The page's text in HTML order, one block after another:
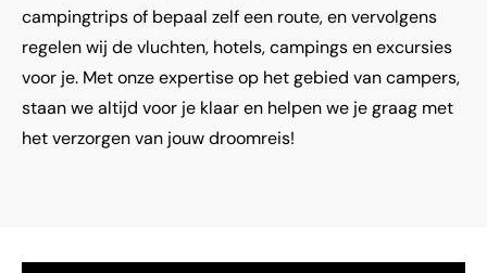
campingtrips of bepaal zelf een route, en vervolgens
regelen wij de vluchten, hotels, campings en excursies
voor je. Met onze expertise op het gebied van campers,
staan we altijd voor je klaar en helpen we je graag met
het verzorgen van jouw droomreis!